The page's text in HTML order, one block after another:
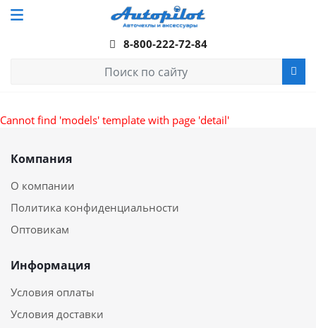
8-800-222-72-84
Cannot find 'models' template with page 'detail'
Компания
О компании
Политика конфиденциальности
Оптовикам
Информация
Условия оплаты
Условия доставки